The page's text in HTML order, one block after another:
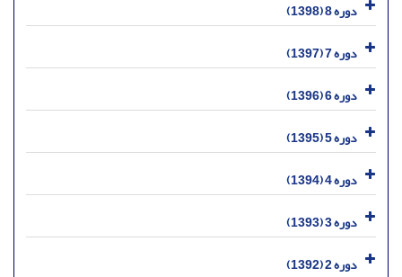
دوره 8 (1398)
دوره 7 (1397)
دوره 6 (1396)
دوره 5 (1395)
دوره 4 (1394)
دوره 3 (1393)
دوره 2 (1392)